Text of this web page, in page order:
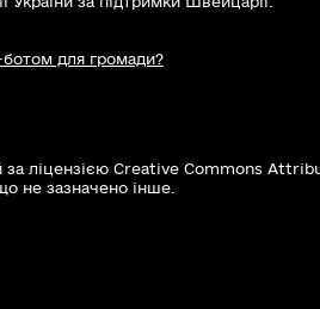
ботом для громади?
за ліцензією Creative Commons
не зазначено інше.